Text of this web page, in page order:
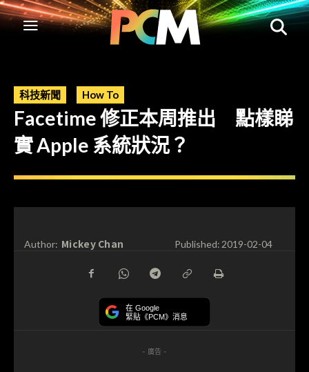
科技新聞 How To
Facetime 修正本周推出 點樣睇
實 Apple 系統狀況？
Author: Mickey Chan Published:2019-02-04
在 Google
緊貼《PCM》消息
- 廣告 -